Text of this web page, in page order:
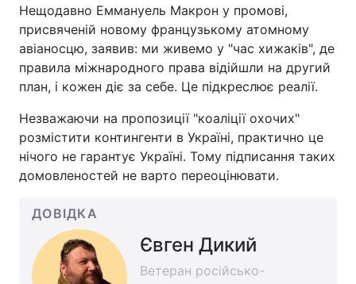
Нещодавно Еммануель Макрон у промові,
присвяченій новому французькому атомному
авіаносцю, заявив: ми живемо у "час хижаків", де
правила міжнародного права відійшли на другий
план, і кожен діє за себе. Це підкреслює реалії.
Незважаючи на пропозиції "коаліції охочих"
розмістити контингенти в Україні, практично це
нічого не гарантує Україні. Тому підписання таких
домовленостей не варто переоцінювати.
ДОВІДКА
Євген Дикий
Ветеран російсько-